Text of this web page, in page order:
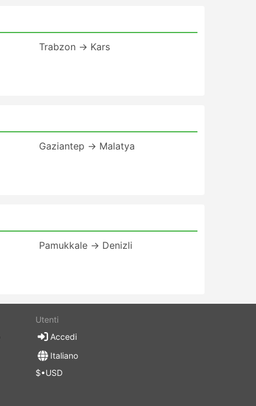
Trabzon → Kars
Gaziantep → Malatya
Pamukkale → Denizli
Utenti
Accedi
Italiano
$•USD